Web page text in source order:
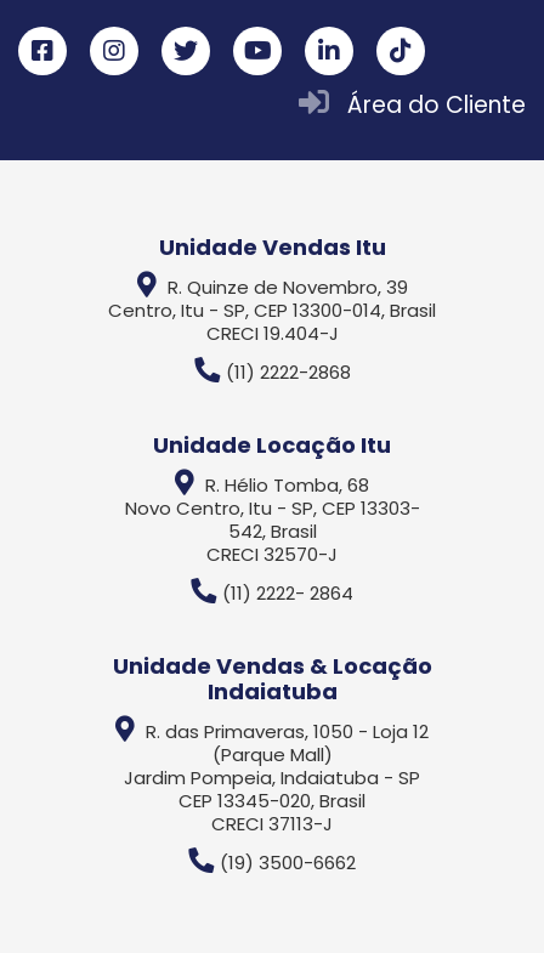
Área do Cliente
Unidade Vendas Itu
R. Quinze de Novembro, 39
Centro, Itu - SP, CEP 13300-014, Brasil
CRECI 19.404-J
(11) 2222-2868
Unidade Locação Itu
R. Hélio Tomba, 68
Novo Centro, Itu - SP, CEP 13303-
542, Brasil
CRECI 32570-J
(11) 2222- 2864
Unidade Vendas & Locação
Indaiatuba
R. das Primaveras, 1050 - Loja 12
(Parque Mall)
Jardim Pompeia, Indaiatuba - SP
CEP 13345-020, Brasil
CRECI 37113-J
(19) 3500-6662